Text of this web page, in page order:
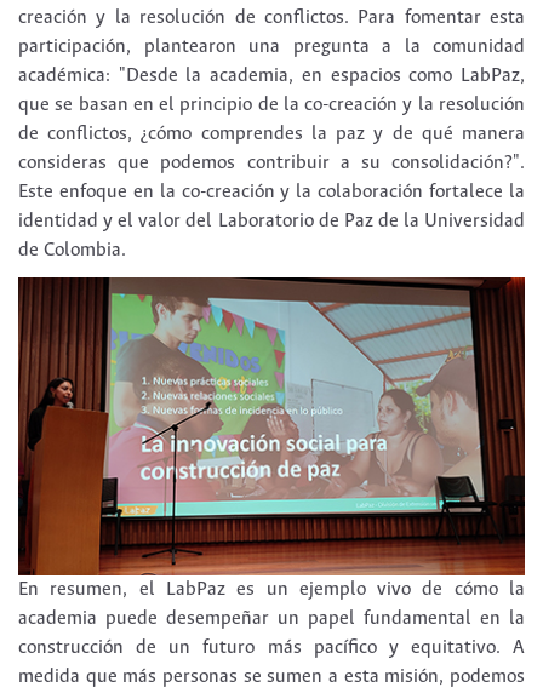
creación y la resolución de conflictos. Para fomentar esta
participación, plantearon una pregunta a la comunidad
académica: "Desde la academia, en espacios como LabPaz,
que se basan en el principio de la co-creación y la resolución
de conflictos, ¿cómo comprendes la paz y de qué manera
consideras que podemos contribuir a su consolidación?".
Este enfoque en la co-creación y la colaboración fortalece la
identidad y el valor del Laboratorio de Paz de la Universidad
de Colombia.
En resumen, el LabPaz es un ejemplo vivo de cómo la
academia puede desempeñar un papel fundamental en la
construcción de un futuro más pacífico y equitativo. A
medida que más personas se sumen a esta misión, podemos